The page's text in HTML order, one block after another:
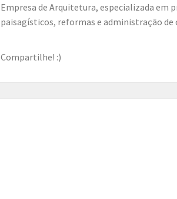
Empresa de Arquitetura, especializada
paisagísticos, reformas e administração de
Compartilhe! :)